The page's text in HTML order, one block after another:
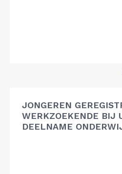
JONGEREN
WERKZOEKENDE BIJ
DEELNAME